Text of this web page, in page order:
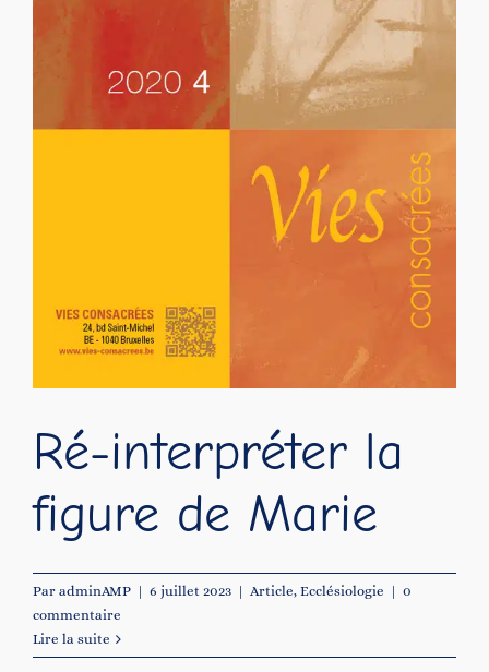
Ré-interpréter la
figure de Marie
Par adminAMP | 6 juillet 2023 | Article, Ecclésiologie | 0
commentaire
Lire la suite